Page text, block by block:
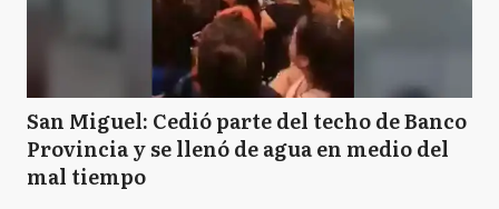
San Miguel: Cedió parte del techo de Banco
Provincia y se llenó de agua en medio del
mal tiempo